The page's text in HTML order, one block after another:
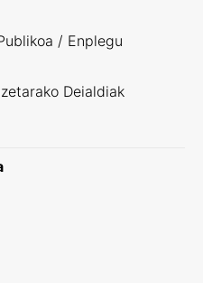
/ Enplegu
Deialdiak